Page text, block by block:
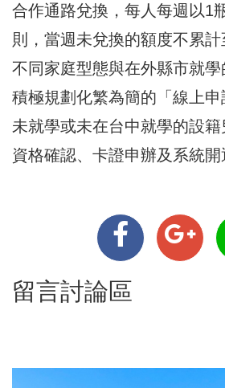
合作通路兌換，每人每週以1
則，當週未兌換的額度不累
不同家庭型態與在外縣市就
積極規劃化繁為簡的「線上
未就學或未在台中就學的設
資格確認、卡證申辦及系統開
留言討論區